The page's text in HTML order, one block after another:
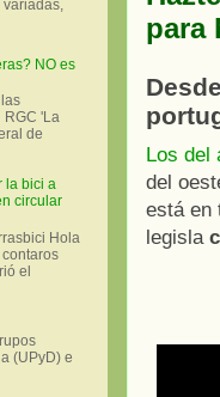
para
Los del
del
está en
legisla
variadas,
NO es
RGC 'La
de
la bici a
circular
Hola
el
(UPyD) e